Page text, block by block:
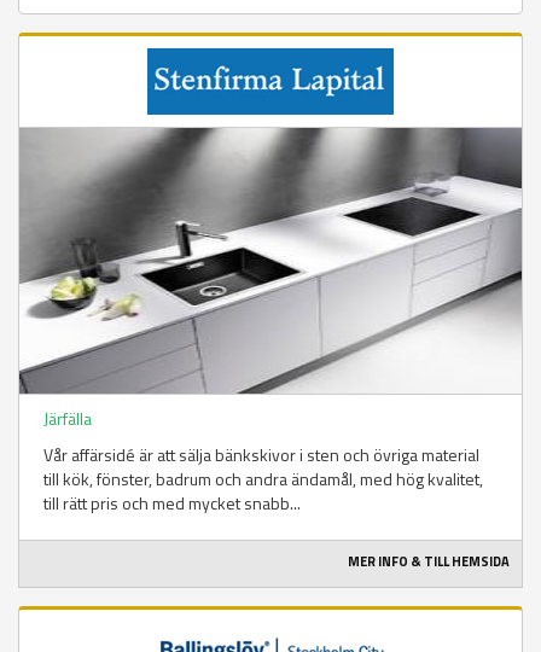
Järfälla
Vår affärsidé är att sälja bänkskivor i sten och övriga material
till kök, fönster, badrum och andra ändamål, med hög kvalitet,
till rätt pris och med mycket snabb...
MER INFO & TILL HEMSIDA